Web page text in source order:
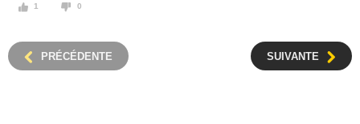
1 0
PRÉCÉDENTE SUIVANTE